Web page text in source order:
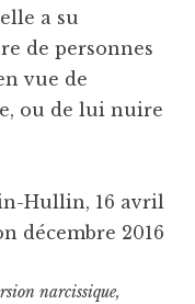
a su
de personnes
vue de
ou de lui nuire
Hullin, 16 avril
décembre 2016
narcissique,